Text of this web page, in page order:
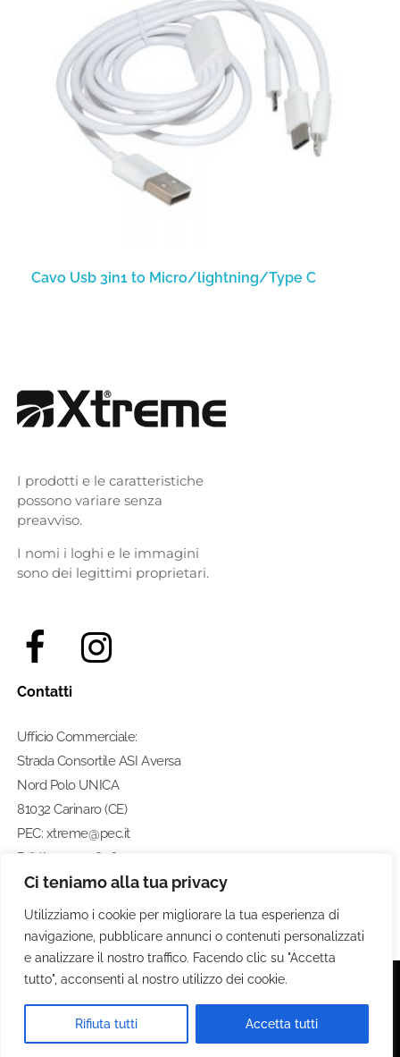
Ci teniamo alla tua privacy
Utilizziamo i cookie per migliorare la tua esperienza di
navigazione, pubblicare annunci o contenuti personalizzati
e analizzare il nostro traffico. Facendo clic su "Accetta
tutto", acconsenti al nostro utilizzo dei cookie.
Rifiuta tutti Accetta tutti
Cavo Usb 3in1 to Micro/lightning/Type C
I prodotti e le caratteristiche
possono variare senza
preavviso.
I nomi i loghi e le immagini
sono dei legittimi proprietari.
Contatti
Ufficio Commerciale:
Strada Consortile ASI Aversa
Nord Polo UNICA
81032 Carinaro (CE)
PEC: xtreme@pec.it
P. IVA: 07274580633
Numero di telefono:
0812462211
Privacy Policy . Termini e Condizioni